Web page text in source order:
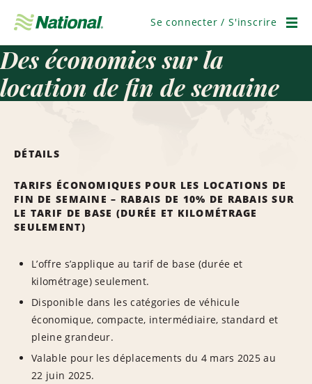
navigation
Se connecter / S'inscrire
Des économies sur la
location de fin de semaine
DÉTAILS
TARIFS ÉCONOMIQUES POUR LES LOCATIONS DE
FIN DE SEMAINE – RABAIS DE 10% DE RABAIS SUR
LE TARIF DE BASE (DURÉE ET KILOMÉTRAGE
SEULEMENT)
L’offre s’applique au tarif de base (durée et
kilométrage) seulement.
Disponible dans les catégories de véhicule
économique, compacte, intermédiaire, standard et
pleine grandeur.
Valable pour les déplacements du 4 mars 2025 au
22 juin 2025.